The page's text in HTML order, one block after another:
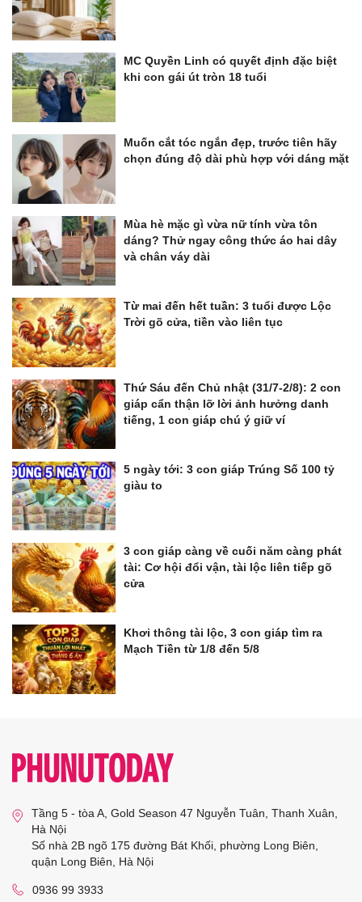
MC Quyền Linh có quyết định đặc biệt
khi con gái út tròn 18 tuổi
Muốn cắt tóc ngắn đẹp, trước tiên hãy
chọn đúng độ dài phù hợp với dáng mặt
Mùa hè mặc gì vừa nữ tính vừa tôn
dáng? Thử ngay công thức áo hai dây
và chân váy dài
Từ mai đến hết tuần: 3 tuổi được Lộc
Trời gõ cửa, tiền vào liên tục
Thứ Sáu đến Chủ nhật (31/7-2/8): 2 con
giáp cẩn thận lỡ lời ảnh hưởng danh
tiếng, 1 con giáp chú ý giữ ví
5 ngày tới: 3 con giáp Trúng Số 100 tỷ
giàu to
3 con giáp càng về cuối năm càng phát
tài: Cơ hội đổi vận, tài lộc liên tiếp gõ
cửa
Khơi thông tài lộc, 3 con giáp tìm ra
Mạch Tiền từ 1/8 đến 5/8
Tầng 5 - tòa A, Gold Season 47 Nguyễn Tuân, Thanh Xuân,
Hà Nội
Số nhà 2B ngõ 175 đường Bát Khối, phường Long Biên,
quận Long Biên, Hà Nội
0936 99 3933